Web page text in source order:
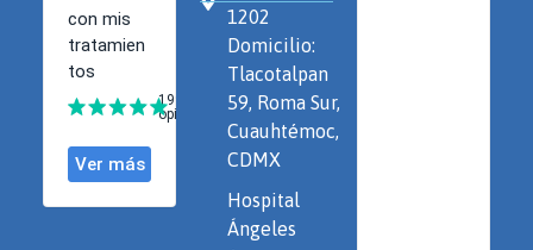
1202
Domicilio:
Tlacotalpan
59, Roma Sur,
Cuauhtémoc,
CDMX
Hospital
Ángeles